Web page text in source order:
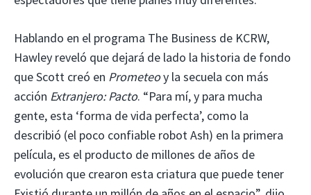
Hablando en el programa The Business de KCRW,
Hawley reveló que dejará de lado la historia de fondo
que Scott creó en Prometeoy la secuela con más
acción Extranjero: Pacto. “Para mí, y para mucha
gente, esta ‘forma de vida perfecta’, como la
describió (el poco confiable robot Ash) en la primera
película, es el producto de millones de años de
evolución que crearon esta criatura que puede tener